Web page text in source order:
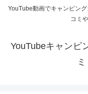
YouTube動画でキャンピン
コミ
YouTubeキャンピ